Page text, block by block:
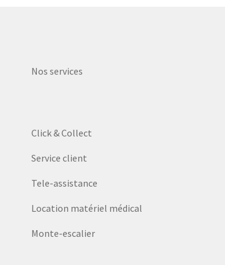
Nos services
Click & Collect
Service client
Tele-assistance
Location matériel médical
Monte-escalier